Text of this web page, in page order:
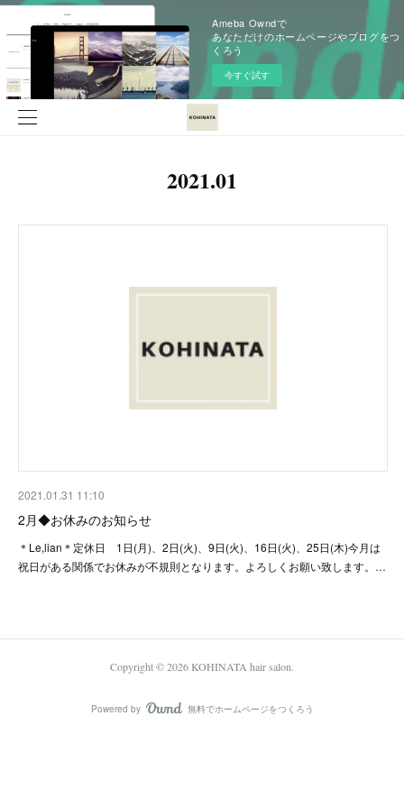
Ameba Owndで
あなただけのホームページやブログをつ
くろう
今すぐ試す
2021.01
2021.01.31 11:10
2月◆お休みのお知らせ
＊Le,lian＊定休日 1日(月)、2日(火)、9日(火)、16日(火)、25日(木)今月は
祝日がある関係でお休みが不規則となります。よろしくお願い致します。…
Copyright ©2026 KOHINATA hair salon.
Powered by AmebaOwnd
無料でホームページをつくろう